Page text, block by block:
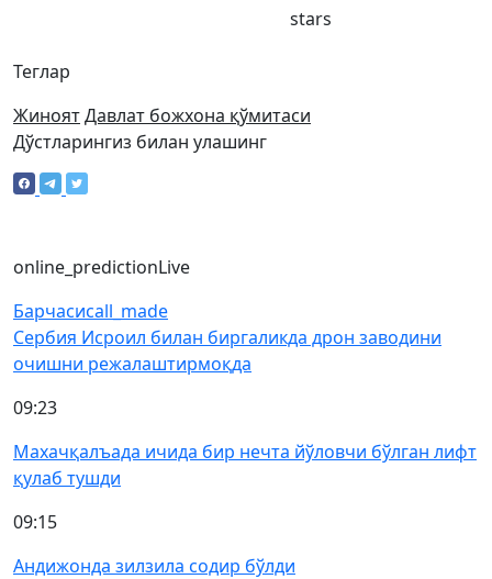
Теглар
ЖиноятДавлат божхона қўмитаси
stars
Дўстларингиз билан улашинг
online_predictionLive
Барчасиcall_made
Сербия Исроил билан биргаликда дрон заводини
очишни режалаштирмоқда
09:23
Махачқалъада ичида бир нечта йўловчи бўлган лифт
қулаб тушди
09:15
Андижонда зилзила содир бўлди